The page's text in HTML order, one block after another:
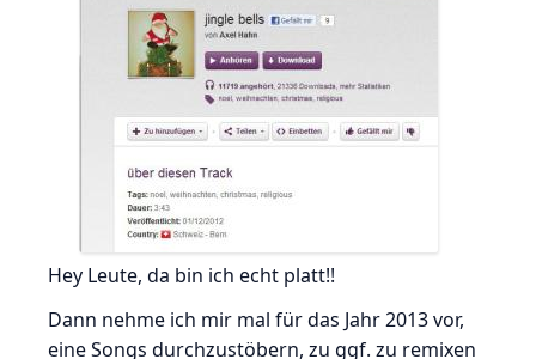
Hey Leute, da bin ich echt platt!!
Dann nehme ich mir mal für das Jahr 2013 vor,
eine Songs durchzustöbern, zu ggf. zu remixen